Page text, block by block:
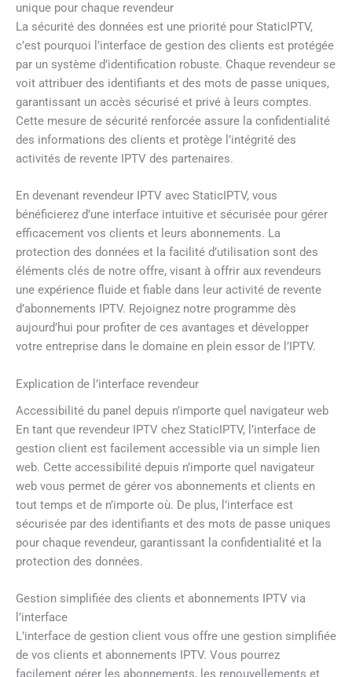
unique pour chaque revendeur
La sécurité des données est une priorité pour StaticIPTV,
c’est pourquoi l’interface de gestion des clients est protégée
par un système d’identification robuste. Chaque revendeur se
voit attribuer des identifiants et des mots de passe uniques,
garantissant un accès sécurisé et privé à leurs comptes.
Cette mesure de sécurité renforcée assure la confidentialité
des informations des clients et protège l’intégrité des
activités de revente IPTV des partenaires.
En devenant revendeur IPTV avec StaticIPTV, vous
bénéficierez d’une interface intuitive et sécurisée pour gérer
efficacement vos clients et leurs abonnements. La
protection des données et la facilité d’utilisation sont des
éléments clés de notre offre, visant à offrir aux revendeurs
une expérience fluide et fiable dans leur activité de revente
d’abonnements IPTV. Rejoignez notre programme dès
aujourd’hui pour profiter de ces avantages et développer
votre entreprise dans le domaine en plein essor de l’IPTV.
Explication de l’interface revendeur
Accessibilité du panel depuis n’importe quel navigateur web
En tant que revendeur IPTV chez StaticIPTV, l’interface de
gestion client est facilement accessible via un simple lien
web. Cette accessibilité depuis n’importe quel navigateur
web vous permet de gérer vos abonnements et clients en
tout temps et de n’importe où. De plus, l’interface est
sécurisée par des identifiants et des mots de passe uniques
pour chaque revendeur, garantissant la confidentialité et la
protection des données.
Gestion simplifiée des clients et abonnements IPTV via
l’interface
L’interface de gestion client vous offre une gestion simplifiée
de vos clients et abonnements IPTV. Vous pourrez
facilement gérer les abonnements, les renouvellements et